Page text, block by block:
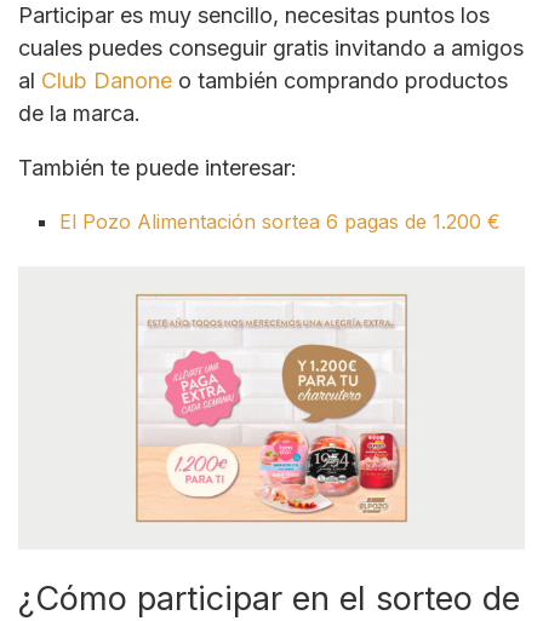
Participar es muy sencillo, necesitas puntos los
cuales puedes conseguir gratis invitando a amigos
al Club Danone o también comprando productos
de la marca.
También te puede interesar:
El Pozo Alimentación sortea 6 pagas de 1.200 €
¿Cómo participar en el sorteo de